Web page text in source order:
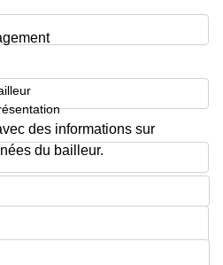
des informations sur
du bailleur.